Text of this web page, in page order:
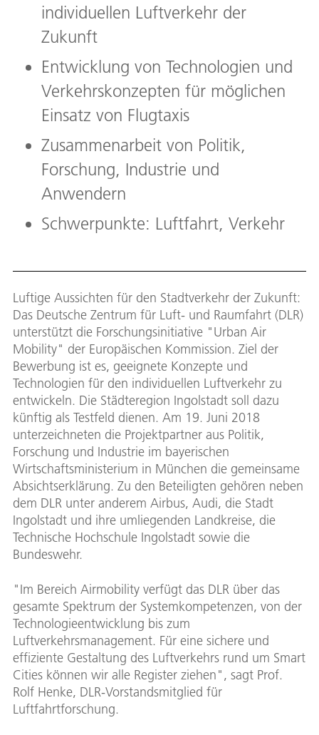
individuellen Luftverkehr der
Zukunft
Entwicklung von Technologien und
Verkehrskonzepten für möglichen
Einsatz von Flugtaxis
Zusammenarbeit von Politik,
Forschung, Industrie und
Anwendern
Schwerpunkte: Luftfahrt, Verkehr
Luftige Aussichten für den Stadtverkehr der Zukunft:
Das Deutsche Zentrum für Luft- und Raumfahrt (DLR)
unterstützt die Forschungsinitiative "Urban Air
Mobility" der Europäischen Kommission. Ziel der
Bewerbung ist es, geeignete Konzepte und
Technologien für den individuellen Luftverkehr zu
entwickeln. Die Städteregion Ingolstadt soll dazu
künftig als Testfeld dienen. Am 19. Juni 2018
unterzeichneten die Projektpartner aus Politik,
Forschung und Industrie im bayerischen
Wirtschaftsministerium in München die gemeinsame
Absichtserklärung. Zu den Beteiligten gehören neben
dem DLR unter anderem Airbus, Audi, die Stadt
Ingolstadt und ihre umliegenden Landkreise, die
Technische Hochschule Ingolstadt sowie die
Bundeswehr.
"Im Bereich Airmobility verfügt das DLR über das
gesamte Spektrum der Systemkompetenzen, von der
Technologieentwicklung bis zum
Luftverkehrsmanagement. Für eine sichere und
effiziente Gestaltung des Luftverkehrs rund um Smart
Cities können wir alle Register ziehen", sagt Prof.
Rolf Henke, DLR-Vorstandsmitglied für
Luftfahrtforschung.